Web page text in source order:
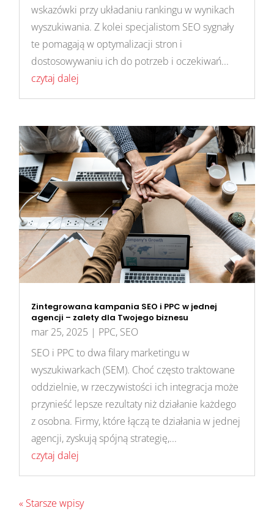
wskazówki przy układaniu rankingu w wynikach
wyszukiwania. Z kolei specjalistom SEO sygnały
te pomagają w optymalizacji stron i
dostosowywaniu ich do potrzeb i oczekiwań...
czytaj dalej
Zintegrowana kampania SEO i PPC w jednej
agencji – zalety dla Twojego biznesu
mar 25, 2025 | PPC, SEO
SEO i PPC to dwa filary marketingu w
wyszukiwarkach (SEM). Choć często traktowane
oddzielnie, w rzeczywistości ich integracja może
przynieść lepsze rezultaty niż działanie każdego
z osobna. Firmy, które łączą te działania w jednej
agencji, zyskują spójną strategię,...
czytaj dalej
« Starsze wpisy